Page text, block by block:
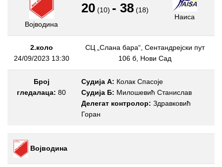
Војводина
20 (10) - 38 (18)
Наиса
2.коло
24/09/2023 13:30
СЦ „Слана бара“, Сентандрејски пут
106 б, Нови Сад
Број
гледалаца: 80
Судија А: Колак Спасоје
Судија Б: Милошевић Станислав
Делегат контролор: Здравковић
Горан
Војводина